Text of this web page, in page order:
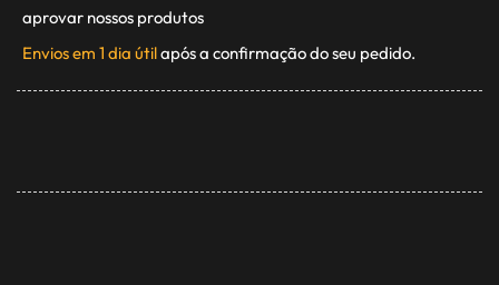
aprovar nossos produtos
Envios em 1 dia útilapós a confirmação do seu pedido.